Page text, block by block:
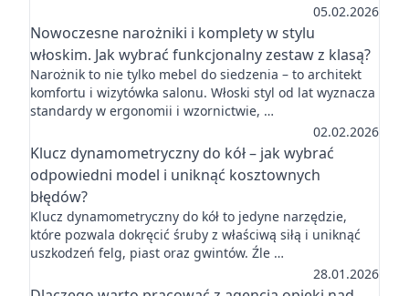
05.02.2026
Nowoczesne narożniki i komplety w stylu
włoskim. Jak wybrać funkcjonalny zestaw z klasą?
Narożnik to nie tylko mebel do siedzenia – to architekt
komfortu i wizytówka salonu. Włoski styl od lat wyznacza
standardy w ergonomii i wzornictwie, …
02.02.2026
Klucz dynamometryczny do kół – jak wybrać
odpowiedni model i uniknąć kosztownych
błędów?
Klucz dynamometryczny do kół to jedyne narzędzie,
które pozwala dokręcić śruby z właściwą siłą i uniknąć
uszkodzeń felg, piast oraz gwintów. Źle …
28.01.2026